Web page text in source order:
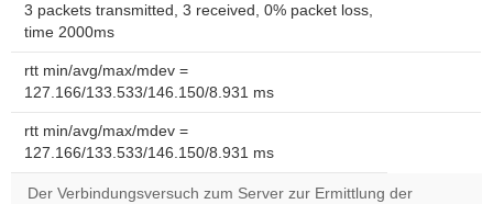
3 packets transmitted, 3 received, 0% packet loss,
time 2000ms
rtt min/avg/max/mdev =
127.166/133.533/146.150/8.931 ms
rtt min/avg/max/mdev =
127.166/133.533/146.150/8.931 ms
Der Verbindungsversuch zum Server zur Ermittlung der